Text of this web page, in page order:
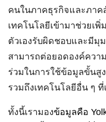
คนในภาคธุรกิจและภาค
เทคโนโลยีเข้ามาช่วยเ
ตัวเองรับผิดชอบและมี
สามารถต่อยอดองค์ควา
ร่วมในการใช้ข้อมูลขั้นสูง
รวมถึงเทคโนโลยีอื่น ๆ
ทั้งนี้เรามองข้อมูลคือ